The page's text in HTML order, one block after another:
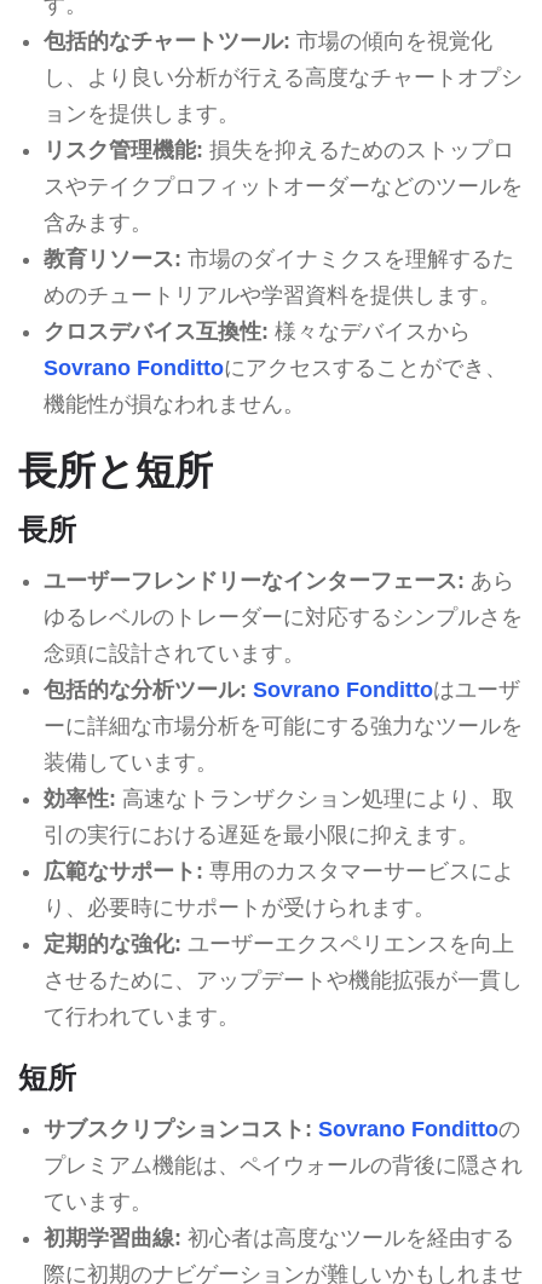
包括的なチャートツール: 市場の傾向を視覚化
し、より良い分析が行える高度なチャートオプシ
ョンを提供します。
リスク管理機能: 損失を抑えるためのストップロ
スやテイクプロフィットオーダーなどのツールを
含みます。
教育リソース: 市場のダイナミクスを理解するた
めのチュートリアルや学習資料を提供します。
クロスデバイス互換性: 様々なデバイスから
Sovrano Fondittoにアクセスすることができ、
機能性が損なわれません。
長所と短所
長所
ユーザーフレンドリーなインターフェース: あら
ゆるレベルのトレーダーに対応するシンプルさを
念頭に設計されています。
包括的な分析ツール: Sovrano Fondittoはユーザ
ーに詳細な市場分析を可能にする強力なツールを
装備しています。
効率性: 高速なトランザクション処理により、取
引の実行における遅延を最小限に抑えます。
広範なサポート: 専用のカスタマーサービスによ
り、必要時にサポートが受けられます。
定期的な強化: ユーザーエクスペリエンスを向上
させるために、アップデートや機能拡張が一貫し
て行われています。
短所
サブスクリプションコスト: Sovrano Fondittoの
プレミアム機能は、ペイウォールの背後に隠され
ています。
初期学習曲線: 初心者は高度なツールを経由する
際に初期のナビゲーションが難しいかもしれませ